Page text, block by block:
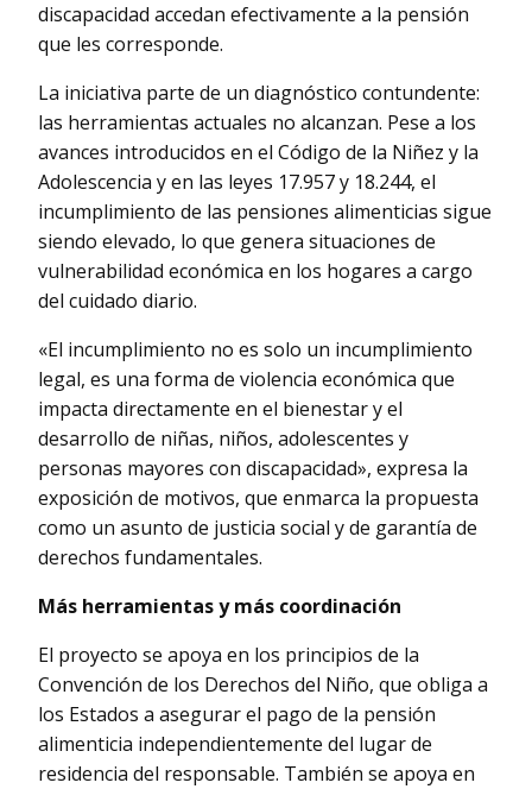
discapacidad accedan efectivamente a la pensión
que les corresponde.
La iniciativa parte de un diagnóstico contundente:
las herramientas actuales no alcanzan. Pese a los
avances introducidos en el Código de la Niñez y la
Adolescencia y en las leyes 17.957 y 18.244, el
incumplimiento de las pensiones alimenticias sigue
siendo elevado, lo que genera situaciones de
vulnerabilidad económica en los hogares a cargo
del cuidado diario.
«El incumplimiento no es solo un incumplimiento
legal, es una forma de violencia económica que
impacta directamente en el bienestar y el
desarrollo de niñas, niños, adolescentes y
personas mayores con discapacidad», expresa la
exposición de motivos, que enmarca la propuesta
como un asunto de justicia social y de garantía de
derechos fundamentales.
Más herramientas y más coordinación
El proyecto se apoya en los principios de la
Convención de los Derechos del Niño, que obliga a
los Estados a asegurar el pago de la pensión
alimenticia independientemente del lugar de
residencia del responsable. También se apoya en